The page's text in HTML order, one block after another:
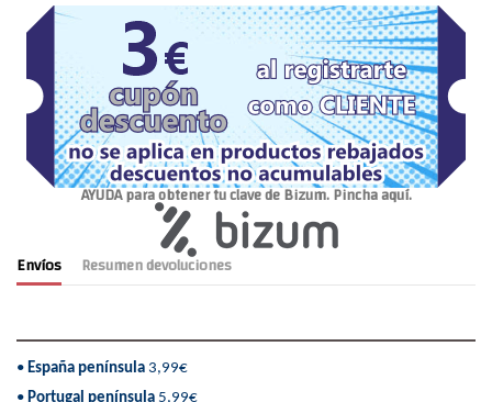
AYUDA para obtener tu clave de Bizum. Pincha aquí.
Envíos Resumen devoluciones
• España península 3,99€
• Portugal península 5,99€